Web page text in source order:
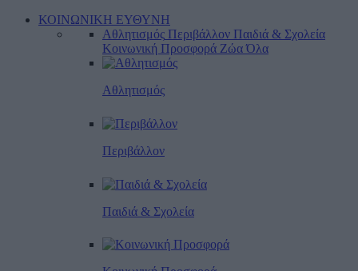
ΚΟΙΝΩΝΙΚΗ ΕΥΘΥΝΗ
Αθλητισμός Περιβάλλον Παιδιά & Σχολεία
Κοινωνική Προσφορά Ζώα Όλα
Αθλητισμός
Περιβάλλον
Παιδιά & Σχολεία